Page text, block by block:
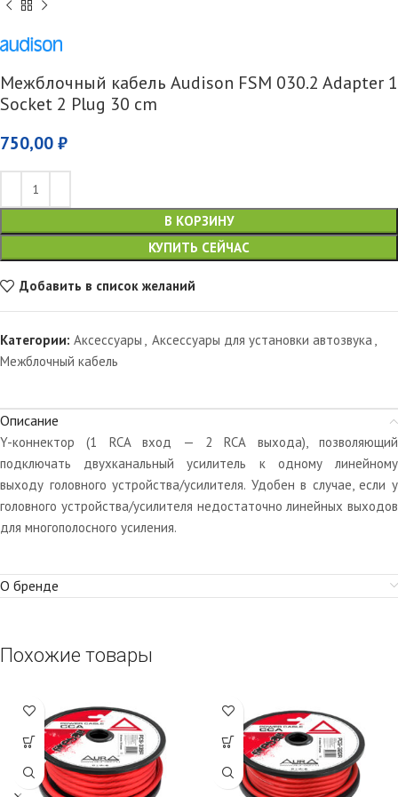
Межблочный кабель Audison FSM 030.2 Adapter 1
Socket 2 Plug 30 cm
750,00 ₽
В КОРЗИНУ
КУПИТЬ СЕЙЧАС
Добавить в список желаний
Категории: Аксессуары Аксессуары для установки автозвука
Межблочный кабель
Описание
Y-коннектор (1 RCA вход — 2 RCA выхода), позволяющий
подключать двухканальный усилитель к одному линейному
выходу головного устройства/усилителя. Удобен в случае, если у
головного устройства/усилителя недостаточно линейных выходов
для многополосного усиления.
О бренде
Похожие товары